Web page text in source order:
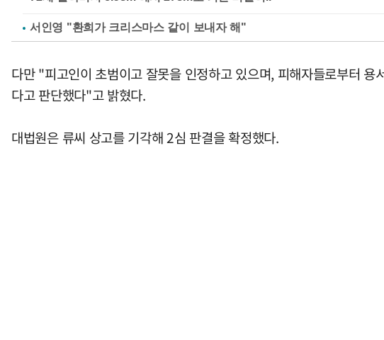
서인영 "환희가 크리스마스 같이 보내자 해"
다만 "피고인이 초범이고 잘못을 인정하고 있으며, 피해자들로부터
다고 판단했다"고 밝혔다.
대법원은 류씨 상고를 기각해 2심 판결을 확정했다.